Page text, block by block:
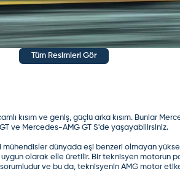
Tüm Resimleri Gör
kısım ve geniş, güçlü arka kısım. Bunlar
ve Mercedes-AMG GT S'de yaşayabilirsiniz.
dünyada eşi benzeri olmayan
olarak elle üretilir. Bir teknisyen motorun
ve bu da, teknisyenin AMG motor